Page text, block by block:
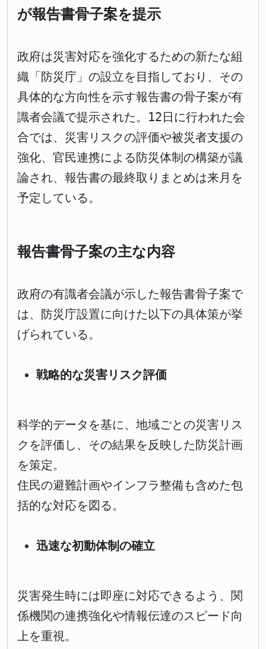
が報告書骨子案を提示
政府は災害対応を強化するための新たな組
織「防災庁」の設立を目指しており、その
具体的な方向性を示す報告書の骨子案が有
識者会議で提示された。12日に行われた会
合では、災害リスクの評価や被災者支援の
強化、官民連携による防災体制の構築が議
論され、報告書の最終取りまとめは来月を
予定している。
報告書骨子案の主な内容
政府の有識者会議が示した報告書骨子案で
は、防災庁設置に向けた以下の具体策が挙
げられている。
戦略的な災害リスク評価
科学的データを基に、地域ごとの災害リス
クを評価し、その結果を反映した防災計画
を策定。
住民の避難計画やインフラ整備も含めた包
括的な対応を図る。
迅速な初動体制の確立
災害発生時には即座に対応できるよう、関
係機関の連携強化や情報伝達のスピード向
上を重視。